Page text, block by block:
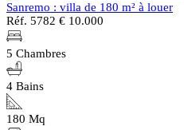
Sanremo : villa de 180 m² à louer
Réf. 5782 € 10.000
5 Chambres
4 Bains
180 Mq